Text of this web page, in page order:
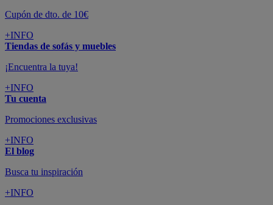
Cupón de dto. de 10€
+INFO
Tiendas de sofás y muebles
¡Encuentra la tuya!
+INFO
Tu cuenta
Promociones exclusivas
+INFO
El blog
Busca tu inspiración
+INFO